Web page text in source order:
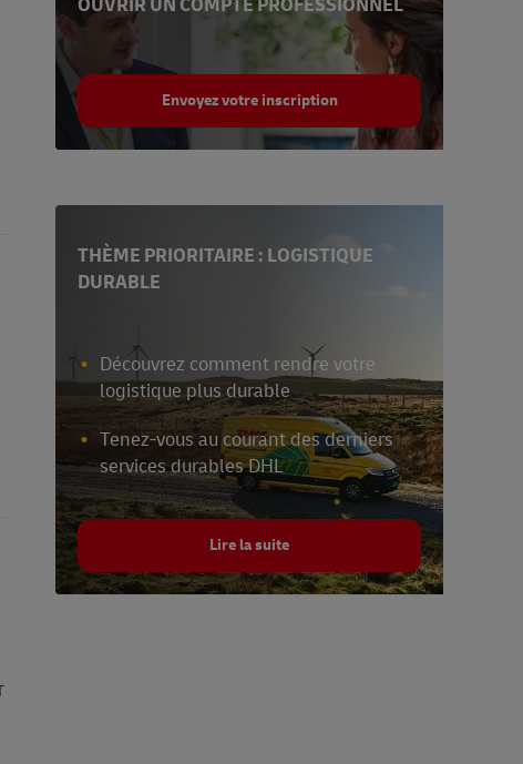
OUVRIR UN COMPTE PROFESSIONNEL
Envoyez votre inscription
THÈME PRIORITAIRE : LOGISTIQUE
DURABLE
Découvrez comment rendre votre
logistique plus durable
Tenez-vous au courant des derniers
services durables DHL
Lire la suite